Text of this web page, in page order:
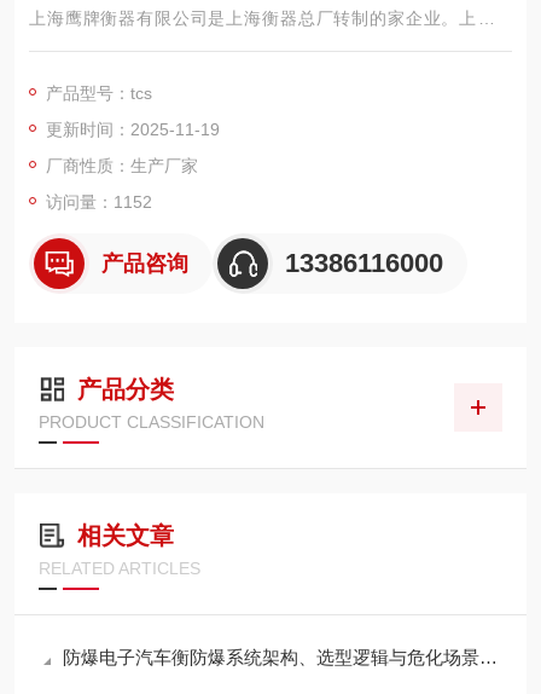
上海鹰牌衡器有限公司是上海衡器总厂转制的家企业。上海地
磅，前身—上海衡器总厂创建于1917年，是专业地磅等衡器设
革，改为上海鹰牌衡器有限公司！专业生产各类电子汽车衡，电
子地上衡，1吨-150吨地磅,电子秤，吊钩秤。产品多次获国家轻
工部、上海市产品奖，是衡器行业的重点企业。
产品型号：tcs
更新时间：2025-11-19
厂商性质：生产厂家
访问量：1152
产品咨询 13386116000
产品分类
PRODUCT CLASSIFICATION
相关文章
RELATED ARTICLES
防爆电子汽车衡防爆系统架构、选型逻辑与危化场景运维规范